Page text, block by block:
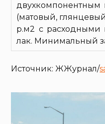
(матовый,
р.м2 с расходными
лак. Минимальный
Источник: ЖЖурнал/